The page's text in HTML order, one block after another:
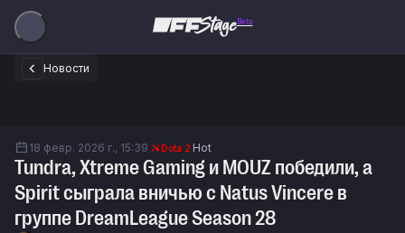
Beta
Новости
18 февр. 2026 г., 15:39 Dota 2 Hot
Tundra, Xtreme Gaming и MOUZ победили, а
Spirit сыграла вничью с Natus Vincere в
группе DreamLeague Season 28